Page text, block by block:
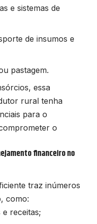
e sistemas de
de insumos e
pastagem.
essa
rural tenha
para o
o
financeiro no
traz inúmeros
como:
receitas;